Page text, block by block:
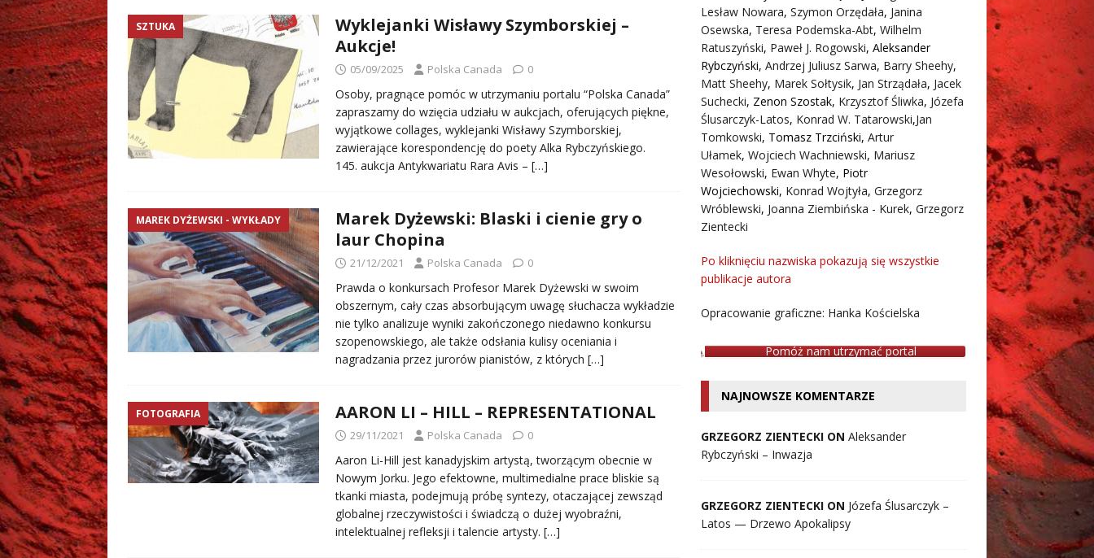
SZTUKA
Wyklejanki Wisławy Szymborskiej –
Aukcje!
05/09/2025 Polska Canada 0
Osoby, pragnące pomóc w utrzymaniu portalu “Polska Canada”
zapraszamy do wzięcia udziału w aukcjach, oferujących piękne,
wyjątkowe collages, wyklejanki Wisławy Szymborskiej,
zawierające korespondencję do poety Alka Rybczyńskiego.
145. aukcja Antykwariatu Rara Avis – […]
MAREK DYŻEWSKI - WYKŁADY
Marek Dyżewski: Blaski i cienie gry o
laur Chopina
21/12/2021 Polska Canada 0
Prawda o konkursach Profesor Marek Dyżewski w swoim
obszernym, cały czas absorbującym uwagę słuchacza wykładzie
nie tylko analizuje wyniki zakończonego niedawno konkursu
szopenowskiego, ale także odsłania kulisy oceniania i
nagradzania przez jurorów pianistów, z których […]
FOTOGRAFIA AARON LI – HILL – REPRESENTATIONAL
29/11/2021 Polska Canada 0
Aaron Li-Hill jest kanadyjskim artystą, tworzącym obecnie w
Nowym Jorku. Jego efektowne, multimedialne prace bliskie są
tkanki miasta, podejmują próbę syntezy, otaczającej zewsząd
globalnej rzeczywistości i świadczą o dużej wyobraźni,
intelektualnej refleksji i talencie artysty. […]
Lesław Nowara, Szymon Orzędała, Janina
Osewska, Teresa Podemska-Abt, Wilhelm
Ratuszyński, Paweł J. Rogowski, Aleksander
Rybczyński, Andrzej Juliusz Sarwa, Barry Sheehy,
Matt Sheehy, Marek Sołtysik, Jan Strządała, Jacek
Suchecki, Zenon Szostak, Krzysztof Śliwka, Józefa
Ślusarczyk-Latos, Konrad W. Tatarowski,Jan
Tomkowski, Tomasz Trzciński, Artur
Ułamek, Wojciech Wachniewski, Mariusz
Wesołowski, Ewan Whyte, Piotr
Wojciechowski, Konrad Wojtyła, Grzegorz
Wróblewski, Joanna Ziembińska - Kurek, Grzegorz
Zientecki
Po kliknięciu nazwiska pokazują się wszystkie
publikacje autora
Opracowanie graficzne: Hanka Kościelska
Pomóż nam utrzymać portal
NAJNOWSZE KOMENTARZE
GRZEGORZ ZIENTECKI ON Aleksander
Rybczyński – Inwazja
GRZEGORZ ZIENTECKI ON Józefa Ślusarczyk –
Latos — Drzewo Apokalipsy